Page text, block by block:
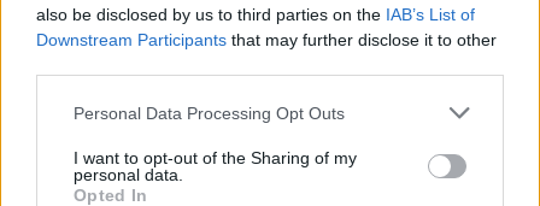
also be disclosed by us to third parties on the IAB’s List of
Downstream Participants that may further disclose it to other
Personal Data Processing Opt Outs
I want to opt-out of the Sharing of my
personal data.
Opted In
Led Zeppelin